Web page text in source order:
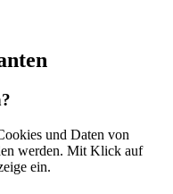
und Daten von
werden. Mit Klick auf
ein.